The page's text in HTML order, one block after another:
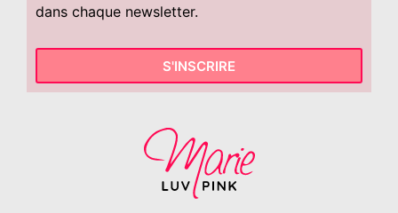
dans chaque newsletter.
S'INSCRIRE